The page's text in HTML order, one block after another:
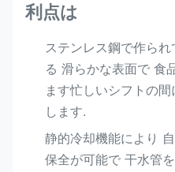
利点は
ステンレス鋼で作ら
る 滑らかな表面で 食
ます忙しいシフトの
します.
静的冷却機能により
保全が可能で 干水管